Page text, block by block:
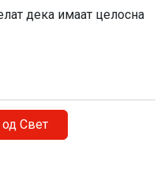
дека имаат целосна
од Свет